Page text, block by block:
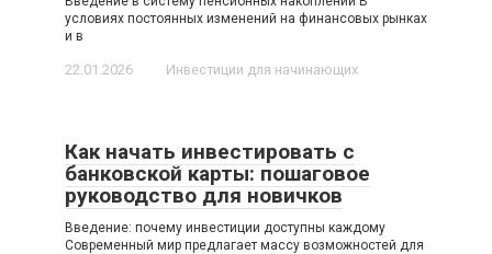
условиях постоянных изменений на финансовых рынках
и в
22.01.2026 Инвестиции для начинающих
Как начать инвестировать с
банковской карты: пошаговое
руководство для новичков
Введение: почему инвестиции доступны каждому
Современный мир предлагает массу возможностей для